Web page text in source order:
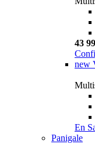
43
new
En
Panigale